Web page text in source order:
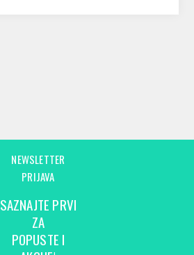
NEWSLETTER
PRIJAVA
SAZNAJTE PRVI
ZA
POPUSTE I